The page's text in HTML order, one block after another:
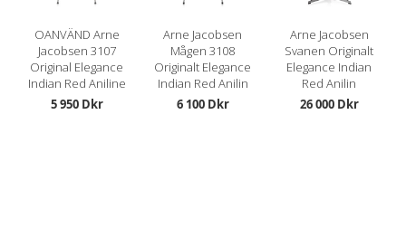
OANVÄND Arne
Jacobsen 3107
Original Elegance
Indian Red Aniline
5 950 Dkr
Arne Jacobsen
Mågen 3108
Originalt Elegance
Indian Red Anilin
6 100 Dkr
Arne Jacobsen
Svanen Originalt
Elegance Indian
Red Anilin
26 000 Dkr